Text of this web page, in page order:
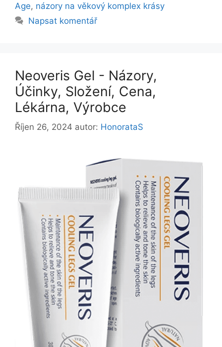
Age, názory na věkový komplex krásy
Napsat komentář
Neoveris Gel - Názory,
Účinky, Složení, Cena,
Lékárna, Výrobce
Říjen 26, 2024 autor: HonorataS